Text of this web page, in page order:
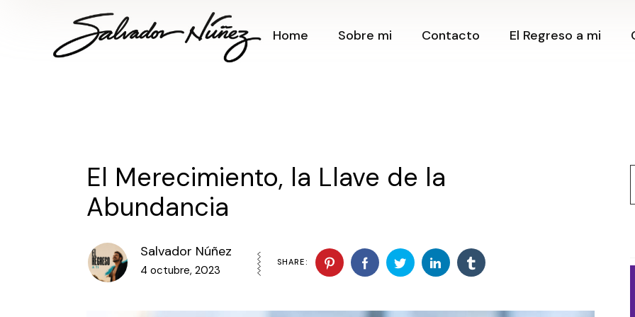
Home Sobre mi Contacto
Podcast
El Regreso a miCreando
Creando
crear
Taller
El Merecimiento, la Llave de la
Abundancia
Salvador Núñez
4 octubre, 2023
SHARE: